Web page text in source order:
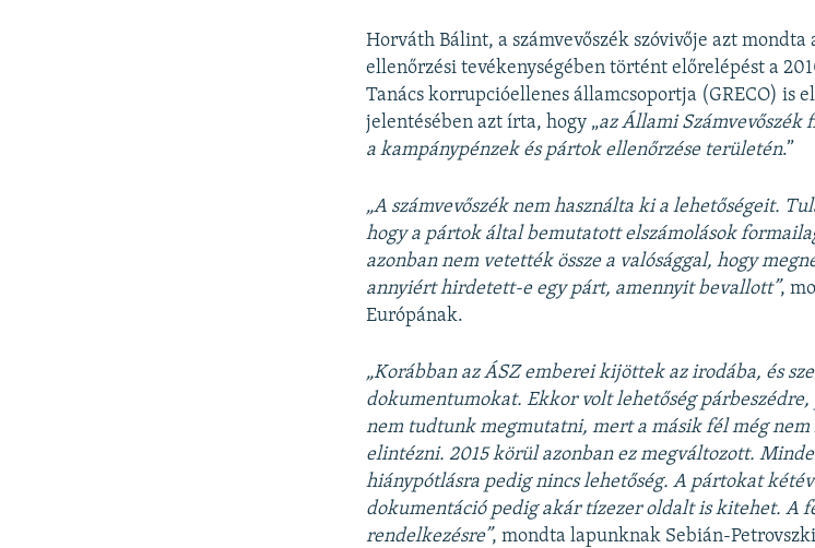
Horváth Bálint, a számvevőszék szóvivője azt mondta
ellenőrzési tevékenységében történt előrelépést a
Tanács korrupcióellenes államcsoportja (GRECO) is
jelentésében azt írta, hogy „az Állami
a kampánypénzek és pártok ellenőrzése területén.”
„A számvevőszék nem használta ki a lehetőségeit.
hogy a pártok által bemutatott elszámolások
azonban nem vetették össze a valósággal, hogy
annyiért hirdetett-e egy párt, amennyit bevallott”,
Európának.
„Korábban az ÁSZ emberei kijöttek az irodába, és
dokumentumokat. Ekkor volt lehetőség párbeszédre,
nem tudtunk megmutatni, mert a másik fél még
elintézni. 2015 körül azonban ez megváltozott.
hiánypótlásra pedig nincs lehetőség. A pártokat
dokumentáció pedig akár tízezer oldalt is kitehet. A
rendelkezésre”, mondta lapunknak Sebián-